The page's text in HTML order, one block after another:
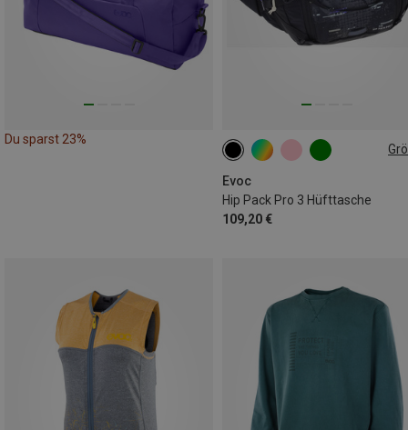
Du sparst 23%
Evoc
Hip Pack Pro 3 Hüfttasche
109,20 €
3L